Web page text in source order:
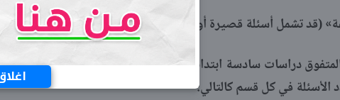
(قد تشمل أسئلة قصيرة أو تعداد).
ويشمل بنك أسئلة المتفوق دراسات سادسة ابتدائي ترم
الأسئلة في كل قسم كالتالي: